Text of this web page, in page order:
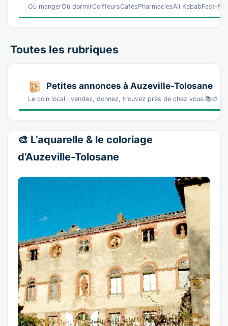
Où mangerOù dormirCoiffeursCafésPharmaciesAli KebabFast-
Toutes les rubriques
Petites annonces à Auzeville-Tolosane
Le coin local : vendez, donnez, trouvez près de chez vous.📚🎨
🎨 L’aquarelle & le coloriage
d’Auzeville-Tolosane